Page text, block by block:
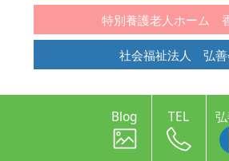
特別養護老人ホーム
社会福祉法人 弘善
Blog TEL